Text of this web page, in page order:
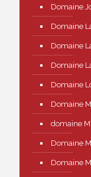
Domaine
Domaine
Domaine
Domaine
Domaine
Domaine
domaine
Domaine
Domaine